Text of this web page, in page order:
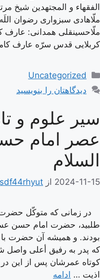
الفقهاء و المجتهدین شیخ
ملّاهادی سبزواری رضوان
ملّاحسینقلی همدانی: عارف
كربلايى قدس سرّه عارف
دسته‌ها
Uncategorized
دیدگاهتان را بنویسید
سیر علوم و
عصر امام
السلام
2024-11-15 از
در زمانى كه متوكّل حضرت
بودند. و همیشه آن حضرت با
كه پدر به رفیق أعلى
كوتاه عمرشان پس از این در
اذیت … ادامه